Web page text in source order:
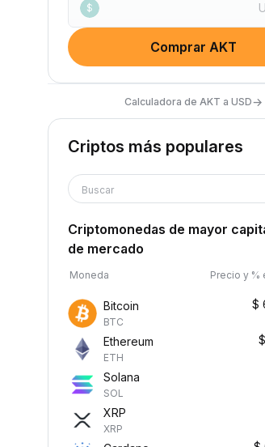
$
Comprar AKT
Calculadora de AKT a USD→
Criptos más populares
Buscar
Criptomonedas de mayor
de mercado
Moneda Precio y %
Bitcoin
BTC
$
Ethereum
ETH
$
Solana
SOL
XRP
XRP